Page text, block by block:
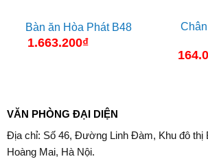
Bàn ăn Hòa Phát B48
1.663.200₫
VĂN PHÒNG ĐẠI DIỆN
Địa chỉ: Số 46, Đường Linh Đàm, Khu đô thị
Hoàng Mai, Hà Nội.